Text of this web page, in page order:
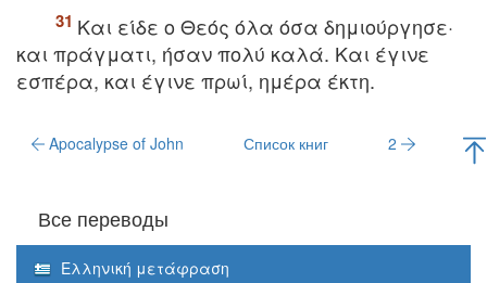
Kαι είδε ο Θεός όλα όσα δημιούργησε·
και πράγματι, ήσαν πολύ καλά. Kαι έγινε
εσπέρα, και έγινε πρωί, ημέρα έκτη.
Apocalypse of John Список книг 2
Все переводы
Ελληνική μετάφραση